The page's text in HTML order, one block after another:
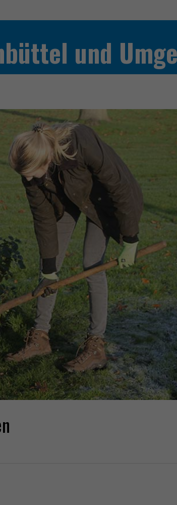
und